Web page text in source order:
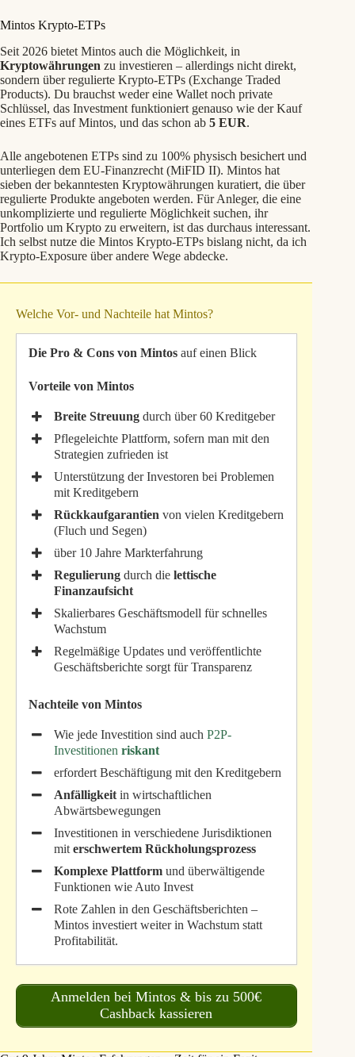
Mintos Krypto-ETPs
Seit 2026 bietet Mintos auch die Möglichkeit, in
Kryptowährungen zu investieren – allerdings nicht direkt,
sondern über regulierte Krypto-ETPs (Exchange Traded
Products). Du brauchst weder eine Wallet noch private
Schlüssel, das Investment funktioniert genauso wie der Kauf
eines ETFs auf Mintos, und das schon ab 5 EUR.
Alle angebotenen ETPs sind zu 100% physisch besichert und
unterliegen dem EU-Finanzrecht (MiFID II). Mintos hat
sieben der bekanntesten Kryptowährungen kuratiert, die über
regulierte Produkte angeboten werden. Für Anleger, die eine
unkomplizierte und regulierte Möglichkeit suchen, ihr
Portfolio um Krypto zu erweitern, ist das durchaus interessant.
Ich selbst nutze die Mintos Krypto-ETPs bislang nicht, da ich
Krypto-Exposure über andere Wege abdecke.
Welche Vor- und Nachteile hat Mintos?
Die Pro & Cons von Mintosauf einen Blick
Vorteile von Mintos
Breite Streuung durch über 60 Kreditgeber
Pflegeleichte Plattform, sofern man mit den
Strategien zufrieden ist
Unterstützung der Investoren bei Problemen
mit Kreditgebern
Rückkaufgarantien von vielen Kreditgebern
(Fluch und Segen)
über 10 Jahre Markterfahrung
Regulierungdurch die lettische
Finanzaufsicht
Skalierbares Geschäftsmodell für schnelles
Wachstum
Regelmäßige Updates und veröffentlichte
Geschäftsberichte sorgt für Transparenz
Nachteile von Mintos
Wie jede Investition sind auch P2P-
Investitionen riskant
erfordert Beschäftigung mit den Kreditgebern
Anfälligkeitin wirtschaftlichen
Abwärtsbewegungen
Investitionen in verschiedene Jurisdiktionen
mit erschwertem Rückholungsprozess
Komplexe Plattformund überwältigende
Funktionen wie Auto Invest
Rote Zahlen in den Geschäftsberichten –
Mintos investiert weiter in Wachstum statt
Profitabilität.
Anmelden bei Mintos & bis zu 500€
Cashback kassieren